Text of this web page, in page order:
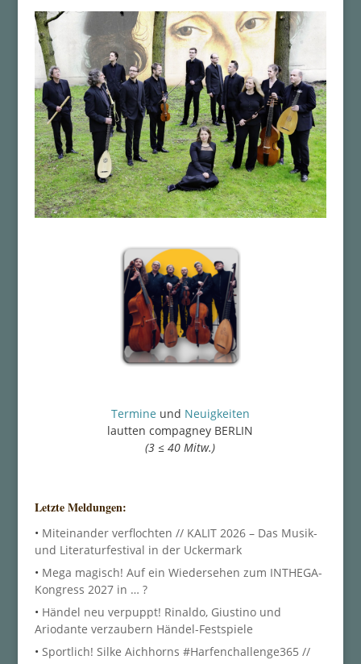
Termine und Neuigkeiten
lautten compagney BERLIN
(3 ≤ 40 Mitw.)
Letzte Meldungen:
• Miteinander verflochten // KALIT 2026 – Das Musik-
und Literaturfestival in der Uckermark
• Mega magisch! Auf ein Wiedersehen zum INTHEGA-
Kongress 2027 in … ?
• Händel neu verpuppt! Rinaldo, Giustino und
Ariodante verzaubern Händel-Festspiele
• Sportlich! Silke Aichhorns #Harfenchallenge365 //